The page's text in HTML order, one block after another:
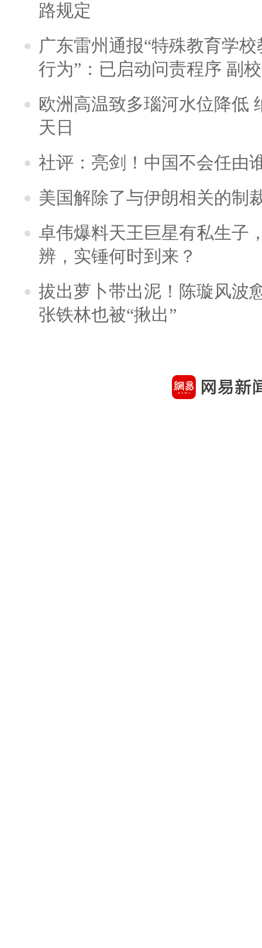
路规定
广东雷州通报“特殊教育学
行为”：已启动问责程序 副
欧洲高温致多瑙河水位降低
天日
社评：亮剑！中国不会任由
美国解除了与伊朗相关的制
卓伟爆料天王巨星有私生子
辨，实锤何时到来？
拔出萝卜带出泥！陈璇风波
张铁林也被“揪出”